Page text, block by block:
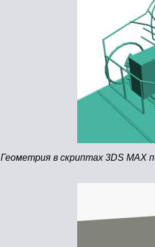
Геометрия в скриптах 3DS MAX